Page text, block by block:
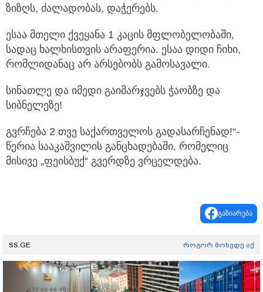
ზიზღს, ძალადობას, დაჭერებს.
ესაა მთელი ქვეყანა 1 კაცის მფლობელობაში,
სადაც ხალხისთვის არაფერია. ესაა დიდი ჩიხი,
რომლიდანაც არ არსებობს გამოსავალი.
სინათლე და იმედი გაიმარჯვებს ჭაობზე და
სიბნელეზე!
გვრჩება 2 თვე საქართველოს გადასარჩენად!“-
წერია სააკაშვილის განცხადებაში, რომელიც
მისივე „ფეისბუქ“ გვერდზე ვრცელდება.
გაზიარება
SS.GE როგორ მოხვდე აქ